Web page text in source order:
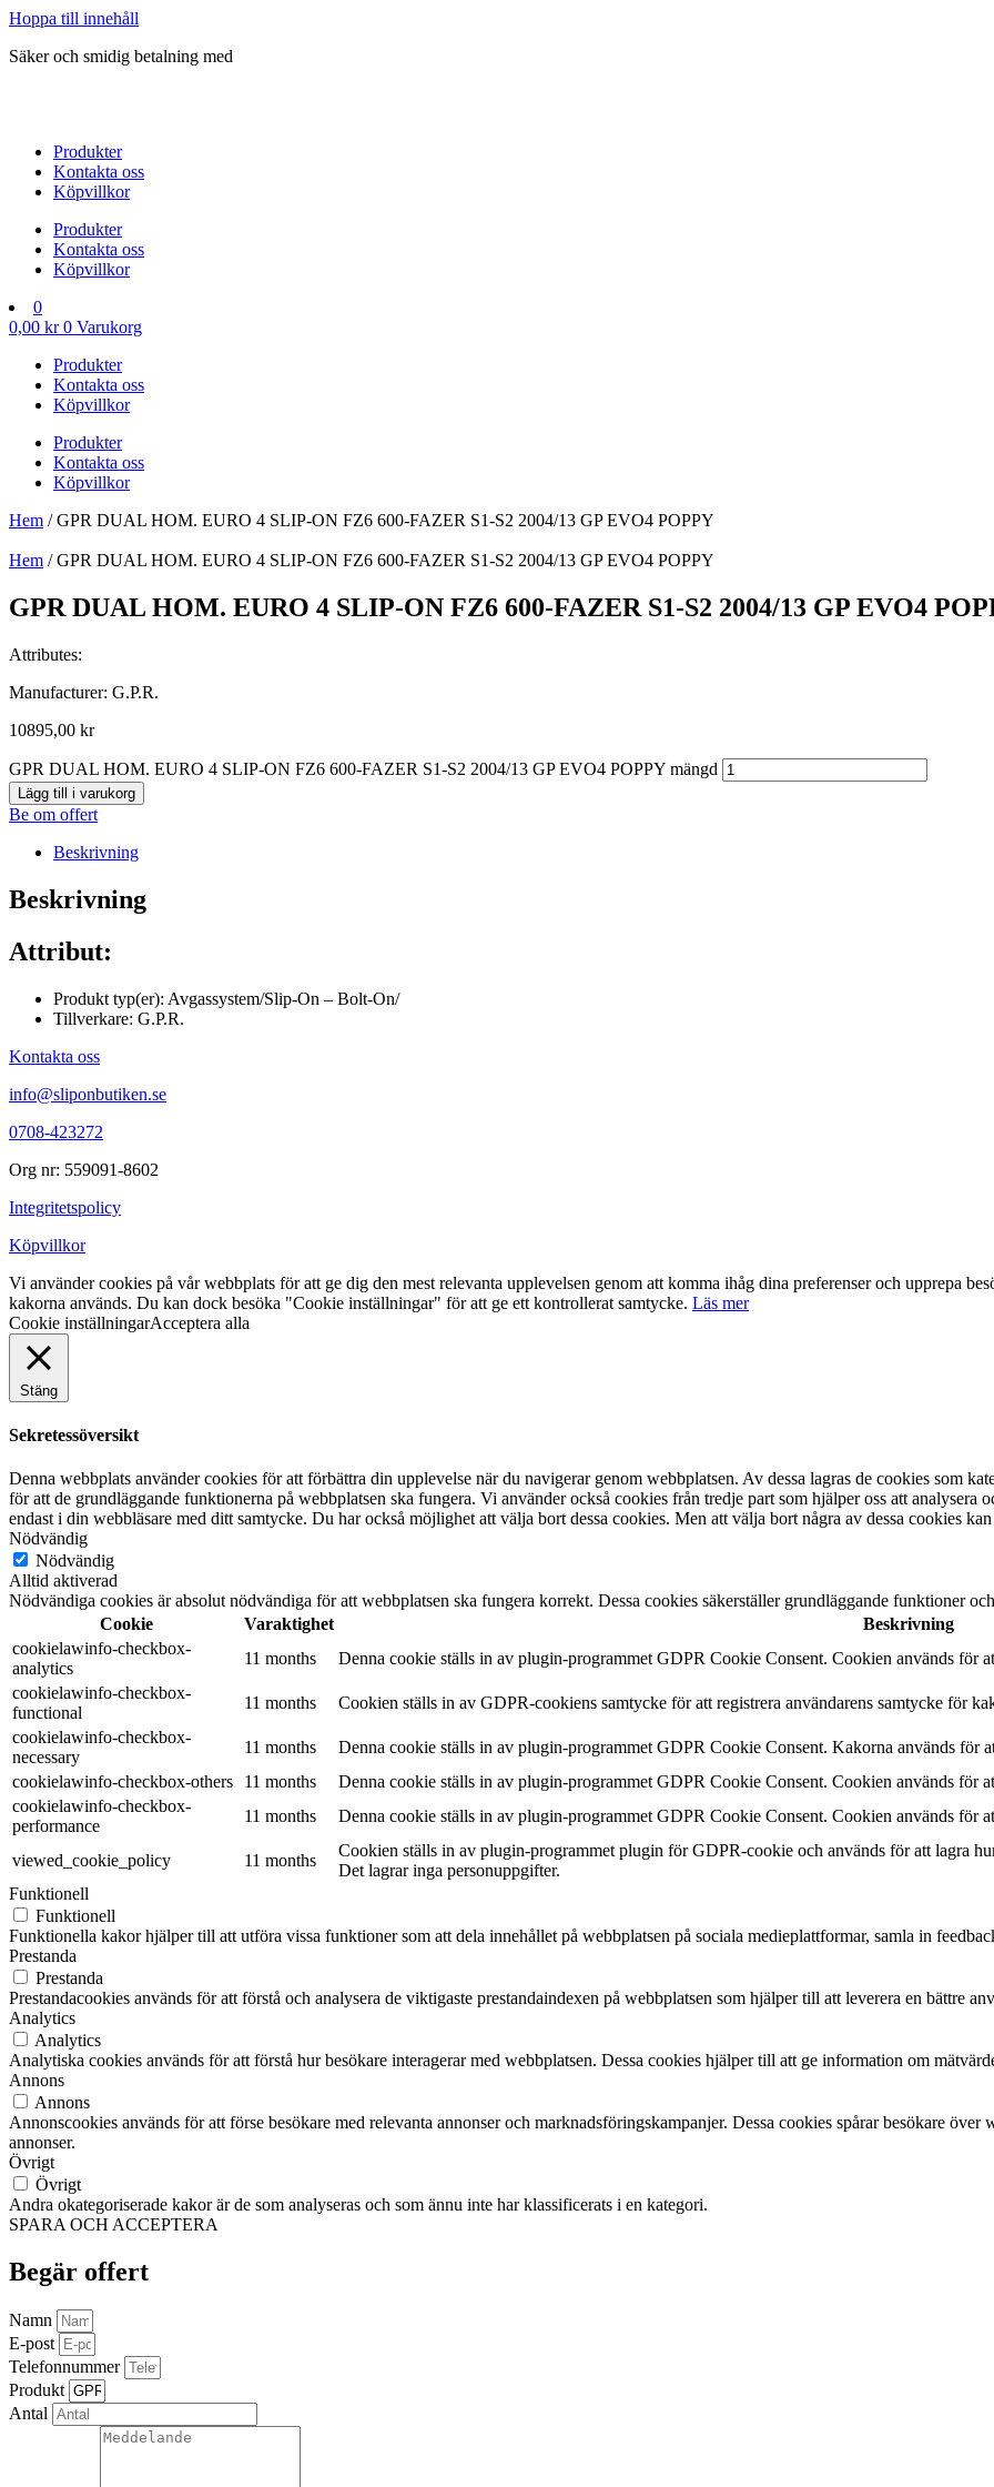
Hoppa till innehåll
Säker och smidig betalning med
Produkter
Kontakta oss
Köpvillkor
Produkter
Kontakta oss
Köpvillkor
0
0,00 kr 0 Varukorg
Produkter
Kontakta oss
Köpvillkor
Produkter
Kontakta oss
Köpvillkor
Hem / GPR DUAL HOM. EURO 4 SLIP-ON FZ6 600-FAZER S1-S2 2004/13 GP EVO4 POPPY
Hem / GPR DUAL HOM. EURO 4 SLIP-ON FZ6 600-FAZER S1-S2 2004/13 GP EVO4 POPPY
GPR DUAL HOM. EURO 4 SLIP-ON FZ6 600-FAZER S1-S2 2004/13 GP EVO4
Attributes:
Manufacturer: G.P.R.
10895,00 kr
GPR DUAL HOM. EURO 4 SLIP-ON FZ6 600-FAZER S1-S2 2004/13 GP EVO4 POPPY mängd
Lägg till i varukorg
Be om offert
Beskrivning
Beskrivning
Attribut:
Produkt typ(er): Avgassystem/Slip-On – Bolt-On/
Tillverkare: G.P.R.
Kontakta oss
info@sliponbutiken.se
0708-423272
Org nr: 559091-8602
Integritetspolicy
Köpvillkor
Vi använder cookies på vår webbplats för att ge dig den mest relevanta upplevelsen genom att komma ihåg dina preferenser och upprepa
kakorna används. Du kan dock besöka "Cookie inställningar" för att ge ett kontrollerat samtycke. Läs mer
Cookie inställningarAcceptera alla
Stäng
Sekretessöversikt
Denna webbplats använder cookies för att förbättra din upplevelse när du navigerar genom webbplatsen. Av dessa lagras de cookies som
för att de grundläggande funktionerna på webbplatsen ska fungera. Vi använder också cookies från tredje part som hjälper oss att analysera
endast i din webbläsare med ditt samtycke. Du har också möjlighet att välja bort dessa cookies. Men att välja bort några av dessa cookies
Nödvändig
Nödvändig
Alltid aktiverad
Nödvändiga cookies är absolut nödvändiga för att webbplatsen ska fungera korrekt. Dessa cookies säkerställer grundläggande funktioner
Cookie
Varaktighet
Beskrivning
cookielawinfo-checkbox-
analytics
11 months
Denna cookie ställs in av plugin-programmet GDPR Cookie Consent. Cookien används för
cookielawinfo-checkbox-
functional
11 months
Cookien ställs in av GDPR-cookiens samtycke för att registrera användarens samtycke för
cookielawinfo-checkbox-
necessary
11 months
Denna cookie ställs in av plugin-programmet GDPR Cookie Consent. Kakorna används för
cookielawinfo-checkbox-others
11 months
Denna cookie ställs in av plugin-programmet GDPR Cookie Consent. Cookien används för
cookielawinfo-checkbox-
performance
11 months Denna cookie ställs in av plugin-programmet GDPR Cookie Consent. Cookien används för
viewed_cookie_policy 11 months
Cookien ställs in av plugin-programmet plugin för GDPR-cookie och används för att lagra
Det lagrar inga personuppgifter.
Funktionell
Funktionell
Funktionella kakor hjälper till att utföra vissa funktioner som att dela innehållet på webbplatsen på sociala medieplattformar, samla in
Prestanda
Prestanda
Prestandacookies används för att förstå och analysera de viktigaste prestandaindexen på webbplatsen som hjälper till att leverera en bättre
Analytics
Analytics
Analytiska cookies används för att förstå hur besökare interagerar med webbplatsen. Dessa cookies hjälper till att ge information om
Annons
Annons
Annonscookies används för att förse besökare med relevanta annonser och marknadsföringskampanjer. Dessa cookies spårar besökare
annonser.
Övrigt
Övrigt
Andra okategoriserade kakor är de som analyseras och som ännu inte har klassificerats i en kategori.
SPARA OCH ACCEPTERA
Begär offert
Namn
E-post
Telefonnummer
Produkt
Antal